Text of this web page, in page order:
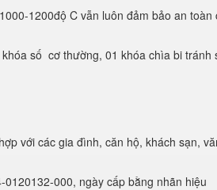
1200độ C vẫn luôn đảm bảo an toàn
số cơ thường, 01 khóa chìa bi tránh
với các gia đình, căn hộ, khách sạn,
000, ngày cấp bằng nhãn hiệu